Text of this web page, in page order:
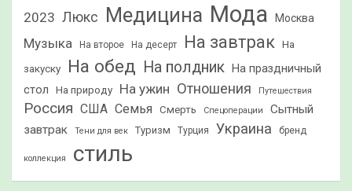
2023 Люкс Медицина Мода Москва
Музыка На второе На десерт На завтрак На
закуску На обед На полдник На праздничный
стол
На природу На ужин Отношения Путешествия
Россия США Семья Смерть Спецоперации
Сытный
завтрак
Тени для век Туризм Турция Украина бренд
коллекция стиль